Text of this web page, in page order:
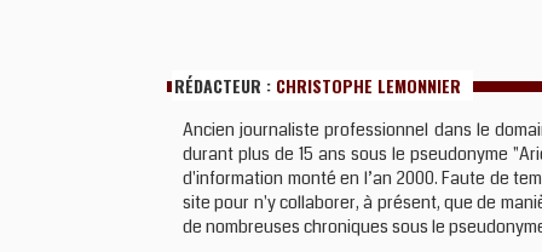
RÉDACTEUR : CHRISTOPHE LEMONNIER
Ancien journaliste professionnel dans le
durant plus de 15 ans sous le pseudonyme
d'information monté en l’an 2000. Faute de
site pour n'y collaborer, à présent, que de
de nombreuses chroniques sous le